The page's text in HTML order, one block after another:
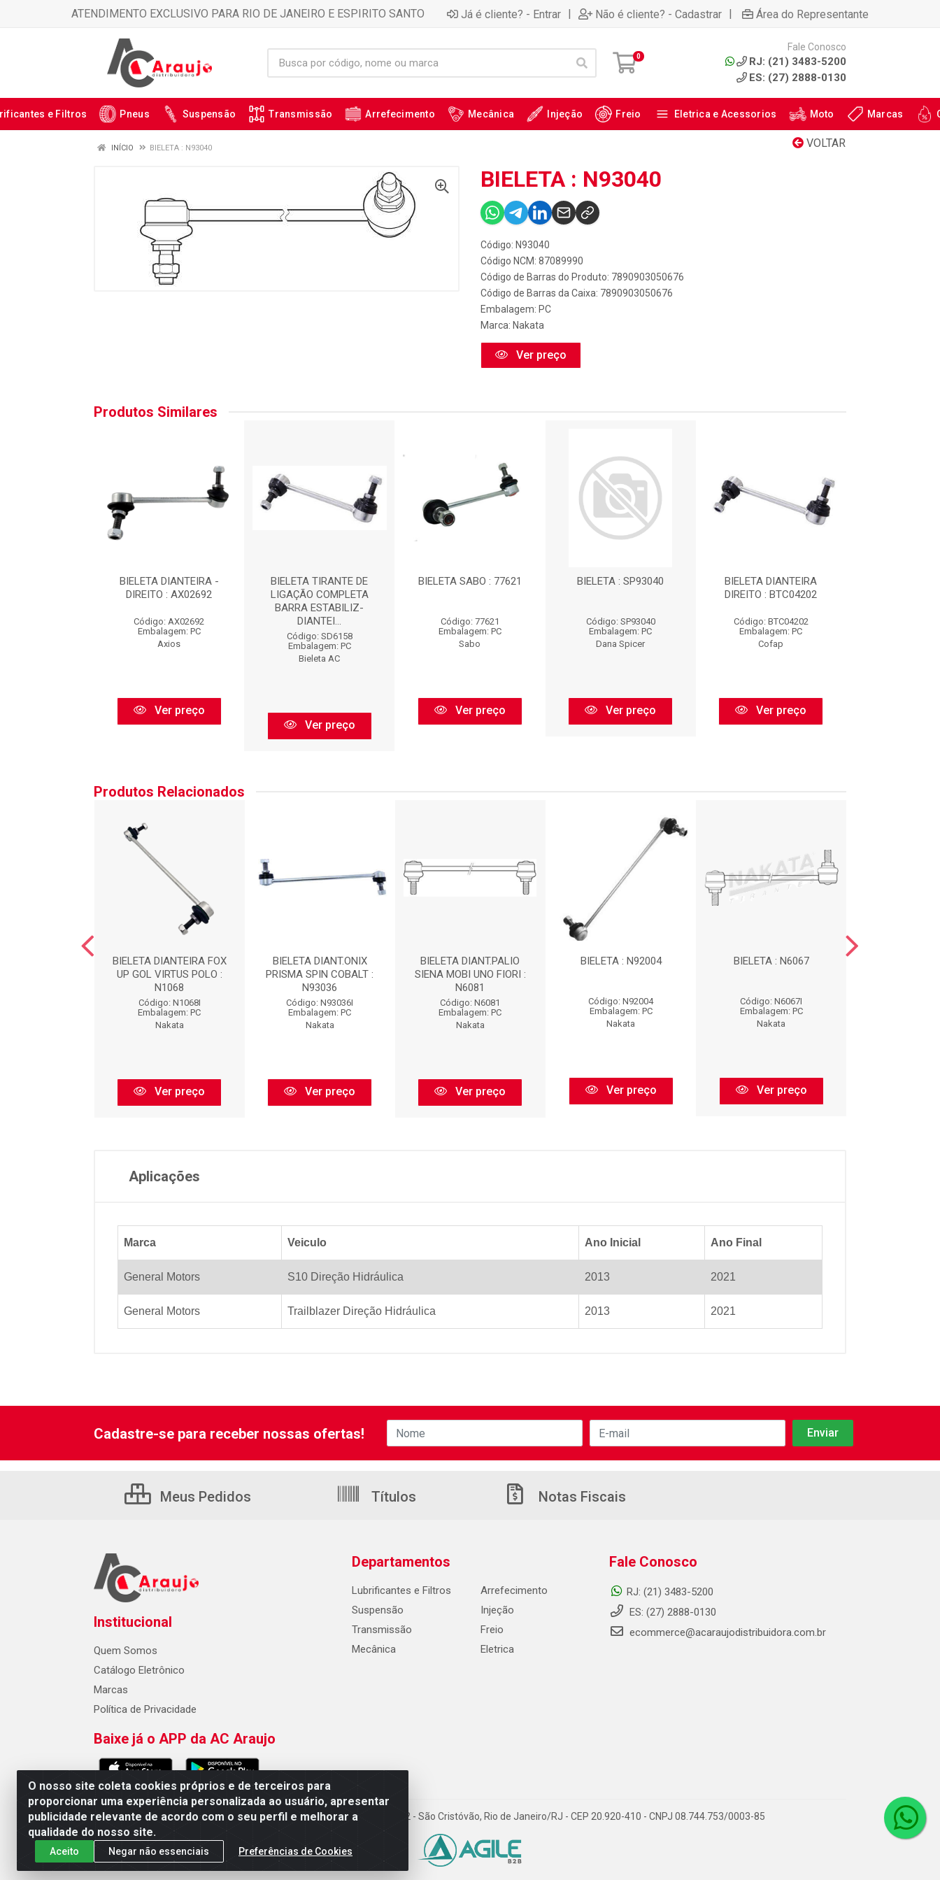
ATENDIMENTO EXCLUSIVO PARA RIO DE JANEIRO E ESPIRITO SANTO Já é cliente? - Entrar | Não é cliente? - Cadastrar | Área do Representante
0
Fale Conosco
RJ: (21) 3483-5200
ES: (27) 2888-0130
e Filtros Pneus Suspensão Transmissão Arrefecimento Mecânica Injeção Freio Eletrica e Acessorios Moto Marcas
VOLTAR
INÍCIO BIELETA : N93040
BIELETA : N93040
Código: N93040
Código NCM: 87089990
Código de Barras do Produto: 7890903050676
Código de Barras da Caixa: 7890903050676
Embalagem: PC
Marca: Nakata
Ver preço
Produtos Similares
BIELETA DIANTEIRA -
DIREITO : AX02692
Código: AX02692
Embalagem: PC
Axios
Ver preço
BIELETA TIRANTE DE
LIGAÇÃO COMPLETA
BARRA ESTABILIZ-
DIANTEI...
Código: SD6158
Embalagem: PC
Bieleta AC
Ver preço
BIELETA SABO : 77621
Código: 77621
Embalagem: PC
Sabo
Ver preço
BIELETA : SP93040
Código: SP93040
Embalagem: PC
Dana Spicer
Ver preço
BIELETA DIANTEIRA
DIREITO : BTC04202
Código: BTC04202
Embalagem: PC
Cofap
Ver preço
Produtos Relacionados
BIELETA DIANTEIRA FOX
UP GOL VIRTUS POLO :
N1068
Código: N1068I
Embalagem: PC
Nakata
Ver preço
BIELETA DIANT.ONIX
PRISMA SPIN COBALT :
N93036
Código: N93036I
Embalagem: PC
Nakata
Ver preço
BIELETA DIANT.PALIO
SIENA MOBI UNO FIORI :
N6081
Código: N6081
Embalagem: PC
Nakata
Ver preço
BIELETA : N92004
Código: N92004
Embalagem: PC
Nakata
Ver preço
BIELETA : N6067
Código: N6067I
Embalagem: PC
Nakata
Ver preço
Aplicações
Marca Veiculo Ano Inicial Ano Final
General Motors S10 Direção Hidráulica 2013 2021
General Motors Trailblazer Direção Hidráulica 2013 2021
O nosso site coleta cookies próprios e de terceiros para
proporcionar uma experiência personalizada ao usuário, apresentar
publicidade relevante de acordo com o seu perfil e melhorar a
qualidade do nosso site.
Aceito Negar não essenciais Preferências de Cookies
Cadastre-se para receber nossas ofertas!
Meus Pedidos Títulos Notas Fiscais
Institucional
Quem Somos
Catálogo Eletrônico
Marcas
Política de Privacidade
Baixe já o APP da AC Araujo
Departamentos
Lubrificantes e Filtros
Suspensão
Transmissão
Mecânica
Arrefecimento
Injeção
Freio
Eletrica
Fale Conosco
RJ: (21) 3483-5200
ES: (27) 2888-0130
ecommerce@acaraujodistribuidora.com.br
AC Araujo Distribuidora - Rua Carneiro de Campos, 42 - São Cristóvão, Rio de Janeiro/RJ - CEP 20.920-410 - CNPJ 08.744.753/0003-85